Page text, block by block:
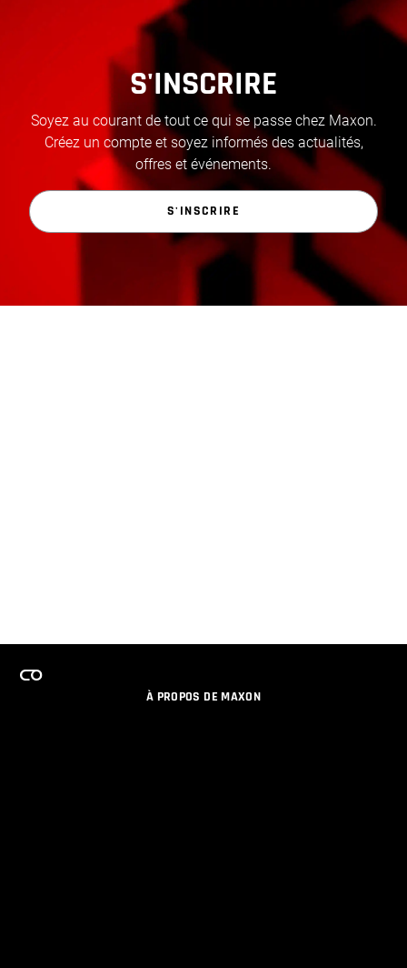
S'INSCRIRE
Soyez au courant de tout ce qui se passe chez Maxon.
Créez un compte et soyez informés des actualités,
offres et événements.
S'INSCRIRE
À PROPOS DE MAXON